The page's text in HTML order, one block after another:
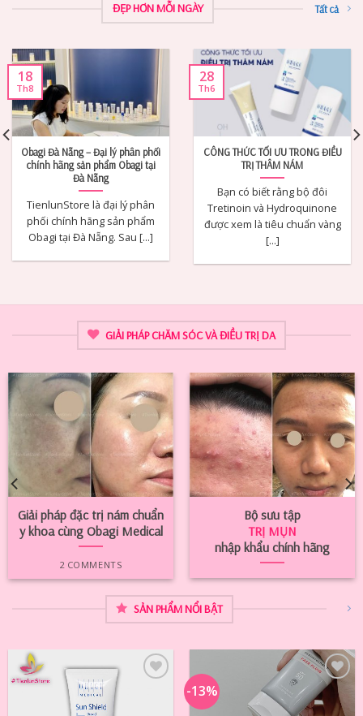
ĐẸP HƠN MỖI NGÀY Tất cả
Obagi Đà Nẵng – Đại lý phân phối
chính hãng sản phẩm Obagi tại
Đà Nẵng
TienlunStore là đại lý phân
phối chính hãng sản phẩm
Obagi tại Đà Nẵng. Sau [...]
18
Th8
CÔNG THỨC TỐI ƯU TRONG ĐIỀU
TRỊ THÂM NÁM
Bạn có biết rằng bộ đôi
Tretinoin và Hydroquinone
được xem là tiêu chuẩn vàng
[...]
28
Th6
GIẢI PHÁP CHĂM SÓC VÀ ĐIỀU TRỊ DA
Giải pháp đặc trị nám chuẩn
y khoa cùng Obagi Medical
2 COMMENTS
Bộ sưu tập
TRỊ MỤN
nhập khẩu chính hãng
SẢN PHẨM NỔI BẬT
-13%
Add to
Wishlist